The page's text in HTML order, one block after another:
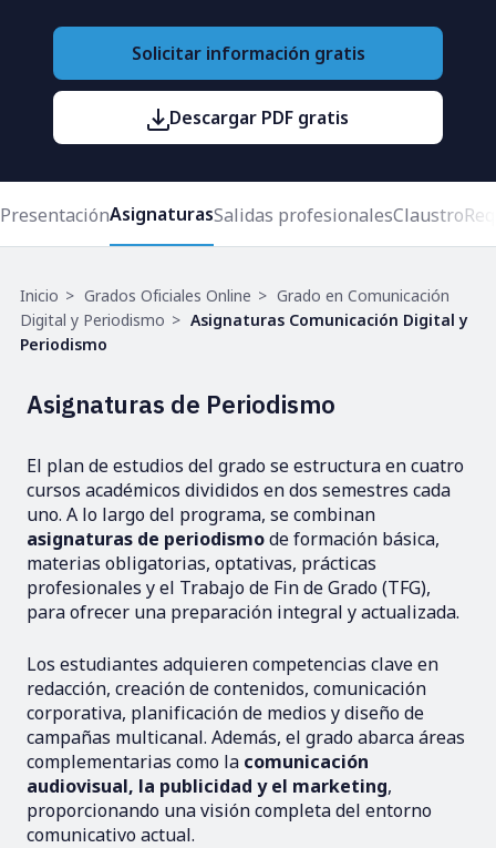
Solicitar información gratis
Descargar PDF gratis
PresentaciónAsignaturasSalidas profesionalesClaustro
Ruta
de
navegación
Inicio Grados Oficiales Online
Grado en Comunicación
Digital y Periodismo
Asignaturas Comunicación Digital y
Periodismo
Asignaturas de Periodismo
El plan de estudios del grado se estructura en cuatro
cursos académicos divididos en dos semestres cada
uno. A lo largo del programa, se combinan
asignaturas de periodismode formación básica,
materias obligatorias, optativas, prácticas
profesionales y el Trabajo de Fin de Grado (TFG),
para ofrecer una preparación integral y actualizada.
Los estudiantes adquieren competencias clave en
redacción, creación de contenidos, comunicación
corporativa, planificación de medios y diseño de
campañas multicanal. Además, el grado abarca áreas
complementarias como la comunicación
audiovisual, la publicidad y el marketing,
proporcionando una visión completa del entorno
comunicativo actual.